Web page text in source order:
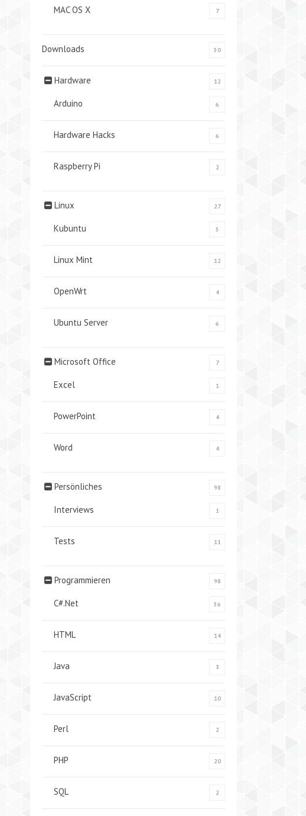
MAC OS X 7
Downloads 50
Hardware 12
Arduino 6
Hardware Hacks 6
Raspberry Pi 2
Linux 27
Kubuntu 5
Linux Mint 12
OpenWrt 4
Ubuntu Server 6
Microsoft Office 7
Excel 1
PowerPoint 4
Word 4
Persönliches 98
Interviews 1
Tests 11
Programmieren 98
C#.Net 56
HTML 14
Java 3
JavaScript 10
Perl 2
PHP 20
SQL 2